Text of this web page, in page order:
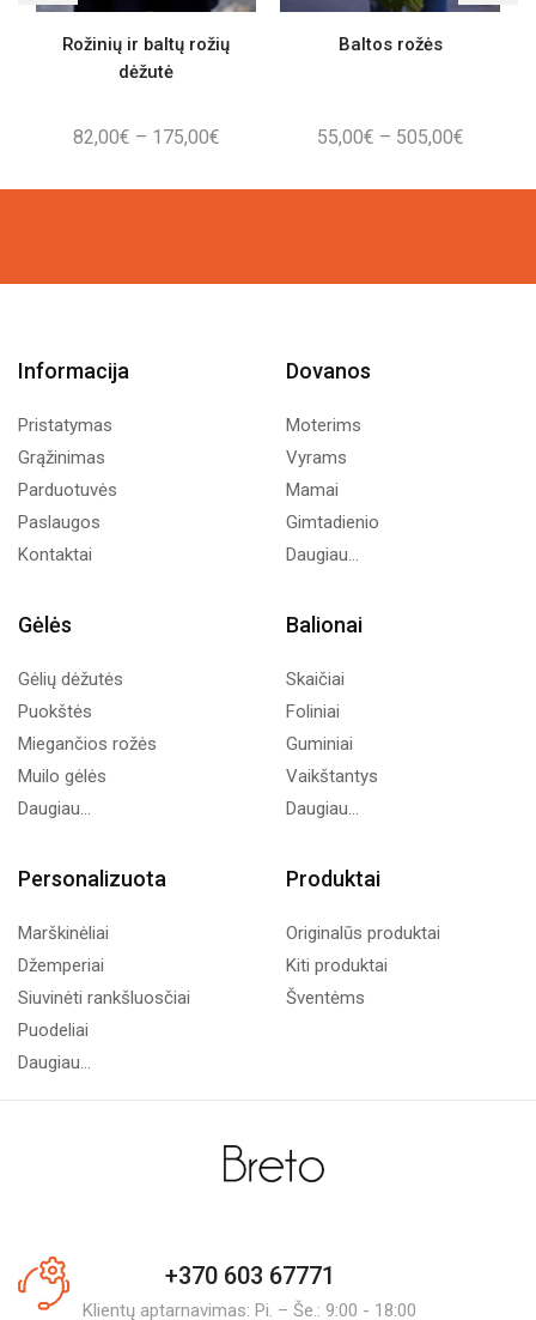
Rožinių ir baltų rožių
dėžutė
82,00€ – 175,00€Price
82,00€
Baltos rožės
55,00€ – 505,00€Price
55,00€
Informacija
Pristatymas
Grąžinimas
Parduotuvės
Paslaugos
Kontaktai
Dovanos
Moterims
Vyrams
Mamai
Gimtadienio
Daugiau...
Gėlės
Gėlių dėžutės
Puokštės
Miegančios rožės
Muilo gėlės
Daugiau...
Balionai
Skaičiai
Foliniai
Guminiai
Vaikštantys
Daugiau...
Personalizuota
Marškinėliai
Džemperiai
Siuvinėti rankšluosčiai
Puodeliai
Daugiau...
Produktai
Originalūs produktai
Kiti produktai
Šventėms
+370 603 67771
Klientų aptarnavimas: Pi. – Še.: 9:00 - 18:00